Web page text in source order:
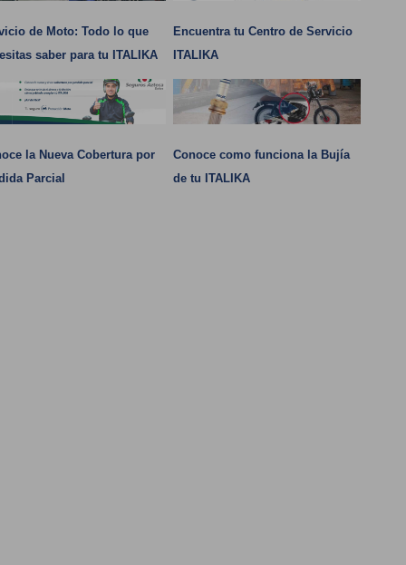
de Moto: Todo lo que
saber para tu ITALIKA
Encuentra tu Centro de Servicio
ITALIKA
la Nueva Cobertura por
Parcial
Conoce como funciona la Bujía
de tu ITALIKA